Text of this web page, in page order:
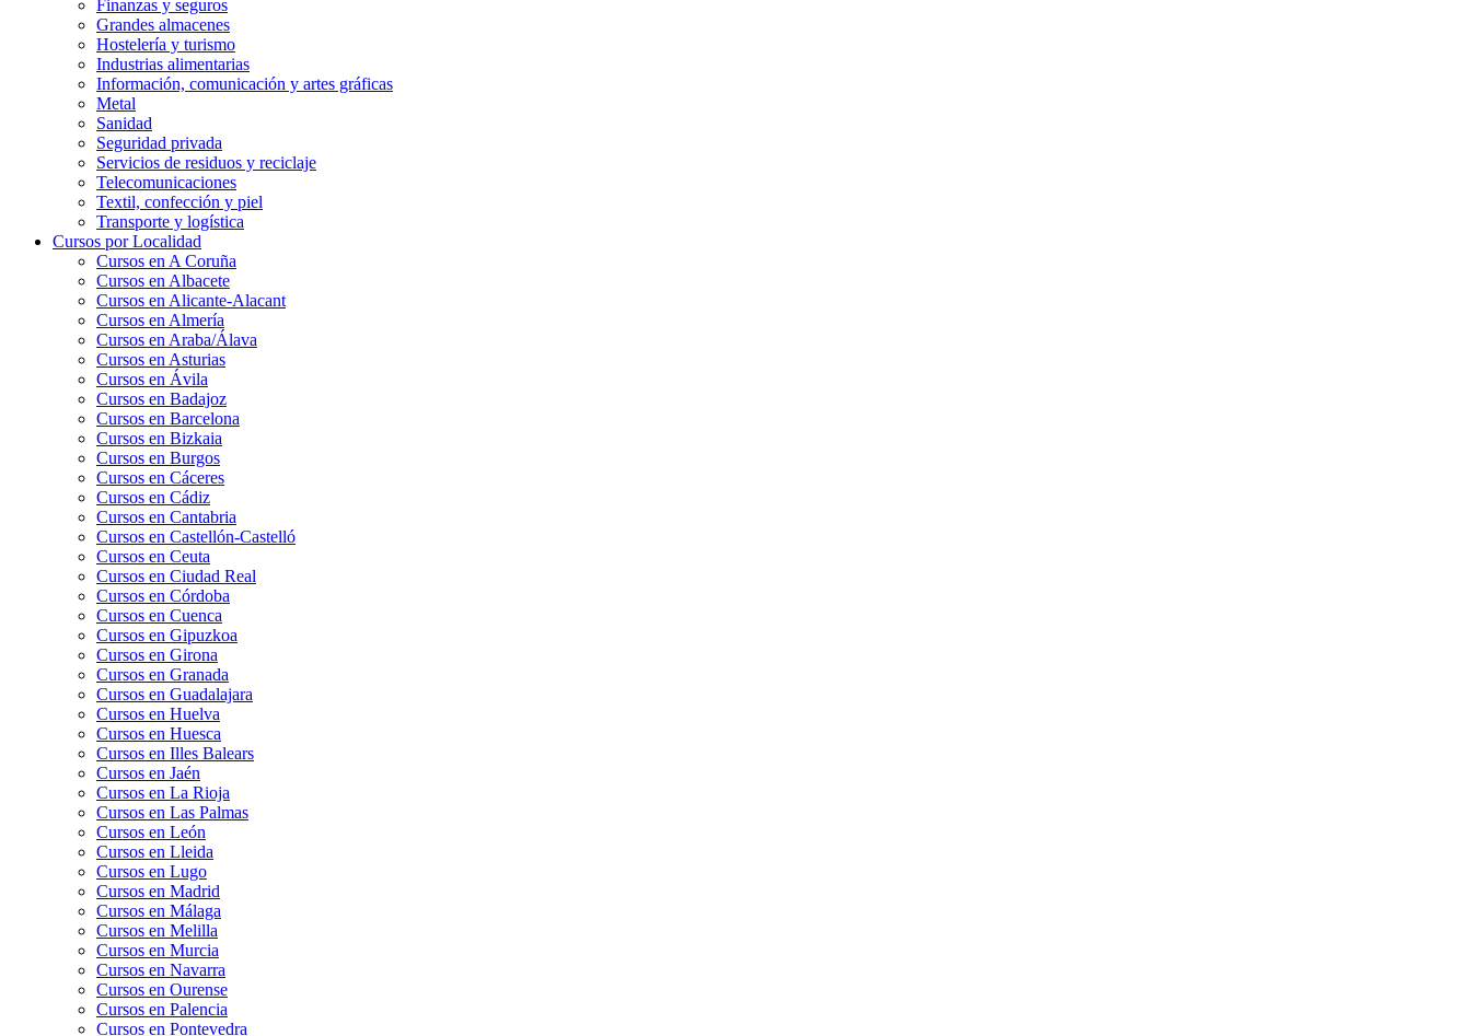
Finanzas y seguros
Grandes almacenes
Hostelería y turismo
Industrias alimentarias
Información, comunicación y artes gráficas
Metal
Sanidad
Seguridad privada
Servicios de residuos y reciclaje
Telecomunicaciones
Textil, confección y piel
Transporte y logística
Cursos por Localidad
Cursos en A Coruña
Cursos en Albacete
Cursos en Alicante-Alacant
Cursos en Almería
Cursos en Araba/Álava
Cursos en Asturias
Cursos en Ávila
Cursos en Badajoz
Cursos en Barcelona
Cursos en Bizkaia
Cursos en Burgos
Cursos en Cáceres
Cursos en Cádiz
Cursos en Cantabria
Cursos en Castellón-Castelló
Cursos en Ceuta
Cursos en Ciudad Real
Cursos en Córdoba
Cursos en Cuenca
Cursos en Gipuzkoa
Cursos en Girona
Cursos en Granada
Cursos en Guadalajara
Cursos en Huelva
Cursos en Huesca
Cursos en Illes Balears
Cursos en Jaén
Cursos en La Rioja
Cursos en Las Palmas
Cursos en León
Cursos en Lleida
Cursos en Lugo
Cursos en Madrid
Cursos en Málaga
Cursos en Melilla
Cursos en Murcia
Cursos en Navarra
Cursos en Ourense
Cursos en Palencia
Cursos en Pontevedra